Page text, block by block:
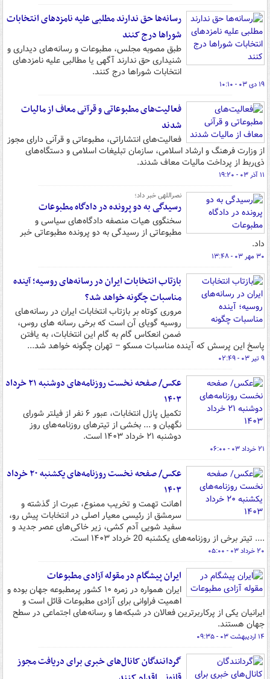
رسانه‌ها حق ندارند مطلبی علیه نامزدهای انتخابات
شوراها درج کنند
طبق مصوبه مجلس، مطبوعات و رسانه‌های دیداری و
شنیداری حق ندارند آگهی یا مطالبی علیه نامزدهای
انتخابات شوراها درج کنند.
۱۹ دی ۰۳ - ۱۰:۱۰
فعالیت‌های مطبوعاتی و قرآنی معاف از مالیات
شدند
فعالیت‌های انتشاراتی، مطبوعاتی و قرآنی دارای مجوز
از وزارت فرهنگ و ارشاد اسلامی، سازمان تبلیغات اسلامی و دستگاه‌های
ذی‌ربط از پرداخت مالیات معاف شدند.
۱۱ آذر ۰۳ - ۱۹:۲۰
نصراللهی خبر داد؛
رسیدگی به دو پرونده در دادگاه مطبوعات
سخنگوی هیات منصفه دادگاه‌های سیاسی و
مطبوعاتی از رسیدگی به دو پرونده مطبوعاتی خبر
داد.
۳۰ مهر ۰۳ - ۱۳:۴۸
بازتاب انتخابات ایران در رسانه‌های روسیه؛ آینده
مناسبات چگونه خواهد شد؟
مروری کوتاه بر بازتاب انتخابات ایران در رسانه‌های
روسیه گویای آن است که برخی رسانه های روس،
ضمن انعکاس گام به گام این انتخابات، به یافتن
پاسخ این پرسش که آینده مناسبات مسکو – تهران چگونه خواهد شد...
۹ تیر ۰۳ - ۰۲:۴۹
عکس/ صفحه نخست روزنامه‌های دوشنبه ۲۱ خرداد
۱۴۰۳
تکمیل پازل انتخابات، عبور ۶ نفر از فیلتر شورای
نگهبان و ... بخشی از تیترهای روزنامه‌های روز
دوشنبه ۲۱ خرداد ۱۴۰۳ است.
۲۱ خرداد ۰۳ - ۰۶:۰۰
عکس/ صفحه نخست روزنامه‌های یکشنبه ۲۰ خرداد
۱۴۰۳
اهانت تهمت و تخریب ممنوع، عبرت از گذشته و
سرمشق از رئیسی معیار اصلی در انتخابات پیش رو،
سفید شویی آدم کشی، زیر خاکی‌های عصر جدید و
.... تیتر برخی از روزنامه‌های یکشنبه 20 خرداد ۱۴۰۳ است.
۲۰ خرداد ۰۳ - ۰۵:۰۰
ایران پیشگام در مقوله آزادی مطبوعات
ایران همواره در زمره ۱۰ کشور پرمطبوعه جهان بوده و
اهمیت فراوانی برای آزادی مطبوعات قائل است و
ایرانیان یکی از پرکاربرترین فعالان در شبکه‌ها و رسانه‌های اجتماعی در سطح
جهان هستند.
۱۴ اردیبهشت ۰۳ - ۰۹:۳۵
گردانندگان کانال‌های خبری برای دریافت مجوز